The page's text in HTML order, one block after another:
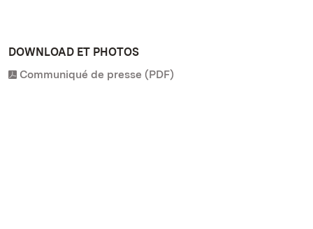
DOWNLOAD ET PHOTOS
Communiqué de presse (PDF)